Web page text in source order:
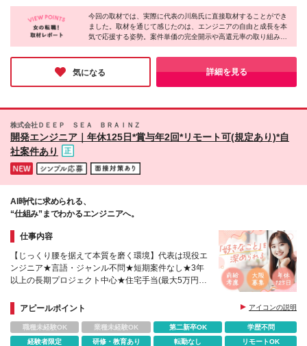
場所で働ける ◆UIターン歓迎！転勤なし 東京都内・
神奈川県・千葉県・埼玉県のプロジェクト先 または
本社／東京都新宿区西新宿2-1-1 新宿三井ビルディン
グ36F ※勤務地は希望を考慮します。 ※U・Iターン希
望の方もご相談に応じます。 ※(変更の範囲)上記を除
く当社関連勤務地 ＼理想の働き方を実現／ ・好きな
場所で働きたい ・プライベートと両立させたい ・ネ
今回の取材では、実際に代表の川島氏に直接取材することができ
ました。取材を通じて感じたのは、エンジニアの自由と成長を本
気で応援する姿勢。案件単価の完全開示や高還元率の取り組みや
資格取得支援など、充実した制度も完備。スキルに自信がない方
でも安心して挑戦できる環境が整っており、キャリアチェンジを
考える方にとって理想的な職場だと感じました。エンジニアとし
ての新しい一歩を踏み出してみてはいかがでしょうか。
気になる 詳細を見る
株式会社ＤＥＥＰ ＳＥＡ ＢＲＡＩＮＺ
開発エンジニア｜年休125日*賞与年2回*リモート可(規定あり)*自
社案件あり
AI時代に求められる、
“仕組み”までわかるエンジニアへ。
仕事内容
【じっくり腰を据えて本質を磨く環境】代表は現役エ
ンジニア★言語・ジャンル不問★短期案件なし★3年
以上の長期プロジェクト中心★住宅手当(最大5万円)
アピールポイント
アイコンの説明
職種未経験OK 業種未経験OK 第二新卒OK
学歴不問
経験者限定
研修・教育あり 転勤なし
リモートOK